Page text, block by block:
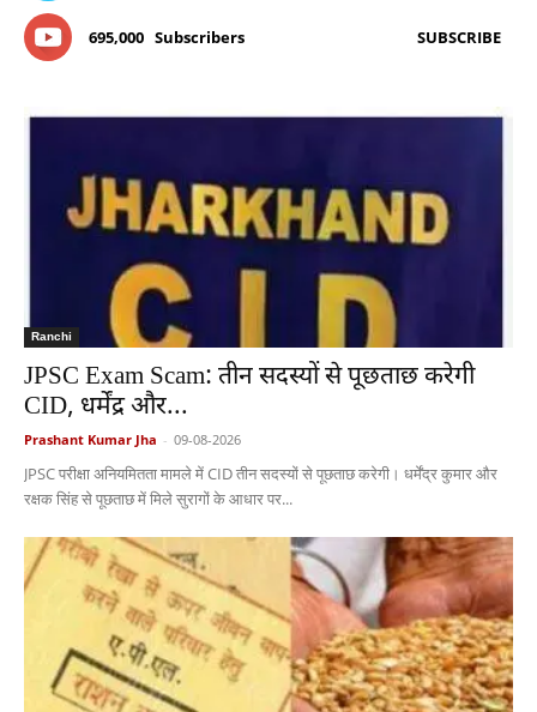
695,000 Subscribers SUBSCRIBE
Ranchi
JPSC Exam Scam: तीन सदस्यों से पूछताछ करेगी
CID, धर्मेंद्र और...
Prashant Kumar Jha - 09-08-2026
JPSC परीक्षा अनियमितता मामले में CID तीन सदस्यों से पूछताछ करेगी। धर्मेंद्र कुमार और
रक्षक सिंह से पूछताछ में मिले सुरागों के आधार पर...